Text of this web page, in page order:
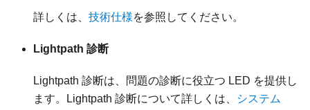
詳しくは、 技術仕様を参照してください。
Lightpath 診断
Lightpath 診断は、問題の診断に役立つ LED を提供し
ます。Lightpath 診断について詳しくは、
システム